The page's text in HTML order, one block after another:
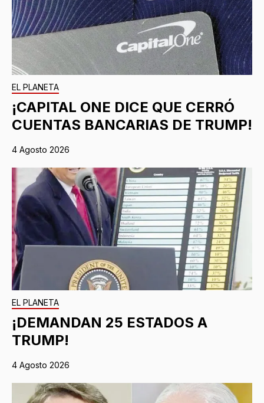
EL PLANETA
¡CAPITAL ONE DICE QUE CERRÓ
CUENTAS BANCARIAS DE TRUMP!
4 Agosto 2026
EL PLANETA
¡DEMANDAN 25 ESTADOS A
TRUMP!
4 Agosto 2026